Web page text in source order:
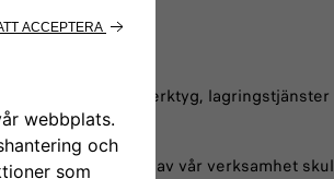
kommunikationsverktyg, lagringstjänster
betydande del av vår verksamhet